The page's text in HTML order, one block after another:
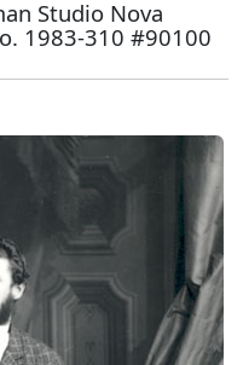
Studio Nova
1983-310 #90100